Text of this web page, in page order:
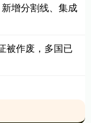
增分割线、集成
被作废，多国已